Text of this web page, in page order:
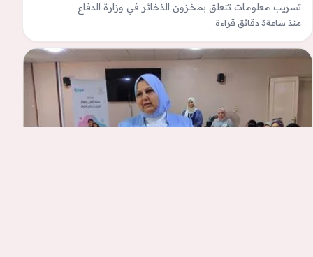
تسريب معلومات تتعلق بمخزون الذخائر في وزارة الدفاع
(البنتاجون)، في خطوة تأتي وسط…
منذ ساعة3 دقائق قراءة